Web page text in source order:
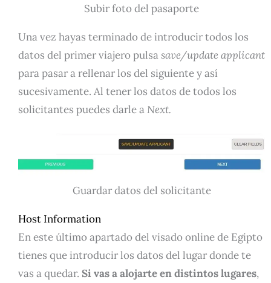
Subir foto del pasaporte
Una vez hayas terminado de introducir todos los
datos del primer viajero pulsasave/update applicant
para pasar a rellenar los del siguiente y así
sucesivamente. Al tener los datos de todos los
solicitantes puedes darle a Next.
Guardar datos del solicitante
Host Information
En este último apartado del visado online de Egipto
tienes que introducir los datos del lugar donde te
vas a quedar. Si vas a alojarte en distintos lugares,